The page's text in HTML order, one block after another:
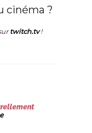
cinéma ?
twitch.tv !